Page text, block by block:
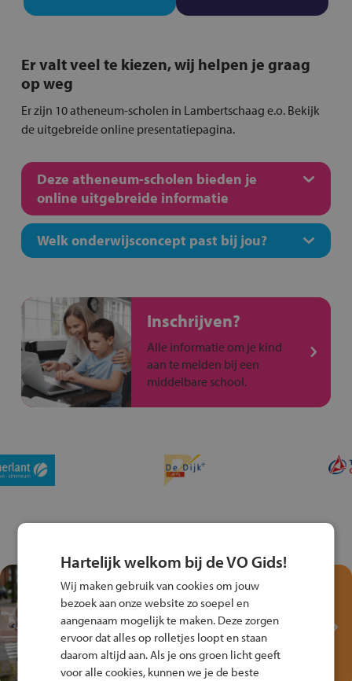
Er valt veel te kiezen, wij helpen je graag
op weg
Er zijn 10 atheneum-scholen in Lambertschaag e.o. Bekijk
de uitgebreide online presentatiepagina.
Deze atheneum-scholen bieden je
online uitgebreide informatie
Welk onderwijsconcept past bij jou?
Inschrijven?
Alle informatie om je kind
aan te melden bij een
middelbare school.
Test je kennis met het
Fiets Veilig
Verkeersspel!
Speel het Fiets Veilig Verkeersspel
en win een Cortina-fiets!
Hartelijk welkom bij de VO Gids!
Wij maken gebruik van cookies om jouw
bezoek aan onze website zo soepel en
aangenaam mogelijk te maken. Deze zorgen
ervoor dat alles op rolletjes loopt en staan
daarom altijd aan. Als je ons groen licht geeft
voor alle cookies, kunnen we je de beste